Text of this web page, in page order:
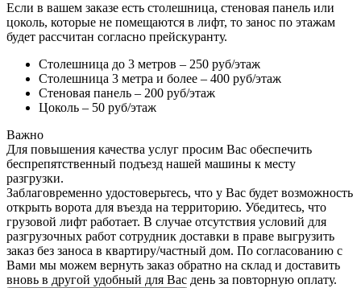
Если в вашем заказе есть столешница, стеновая панель или
цоколь, которые не помещаются в лифт, то занос по этажам
будет рассчитан согласно прейскуранту.
Столешница до 3 метров – 250 руб/этаж
Столешница 3 метра и более – 400 руб/этаж
Стеновая панель – 200 руб/этаж
Цоколь – 50 руб/этаж
Важно
Для повышения качества услуг просим Вас обеспечить
беспрепятственный подъезд нашей машины к месту
разгрузки.
Заблаговременно удостоверьтесь, что у Вас будет возможность
открыть ворота для въезда на территорию. Убедитесь, что
грузовой лифт работает. В случае отсутствия условий для
разгрузочных работ сотрудник доставки в праве выгрузить
заказ без заноса в квартиру/частный дом. По согласованию с
Вами мы можем вернуть заказ обратно на склад и доставить
вновь в другой удобный для Вас день за повторную оплату.